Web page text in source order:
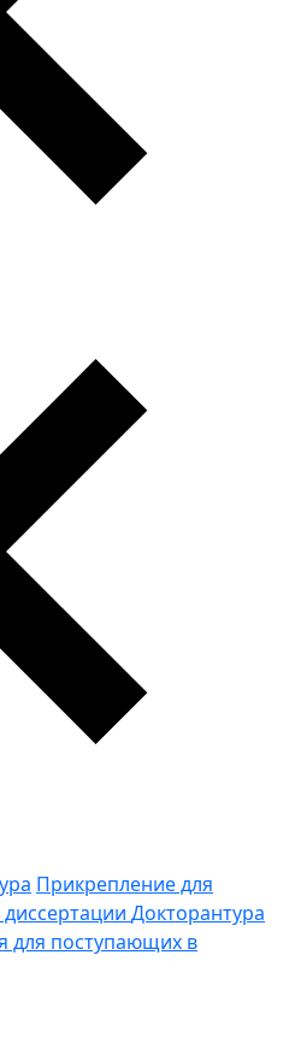
Прикрепление для
Докторантура
для поступающих в